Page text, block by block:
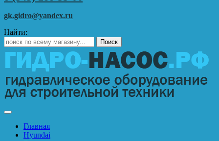
gk.gidro@yandex.ru
Найти:
Главная
Hyundai